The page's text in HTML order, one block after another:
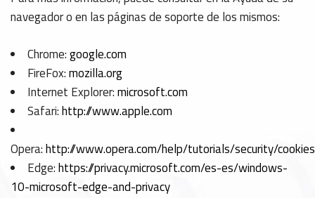
navegador o en las páginas de soporte de los mismos:
Chrome:google.com
FireFox:mozilla.org
Internet Explorer:microsoft.com
Safari:http://www.apple.com
Opera:http://www.opera.com/help/tutorials/security/
Edge:https://privacy.microsoft.com/es-es/windows-
10-microsoft-edge-and-privacy